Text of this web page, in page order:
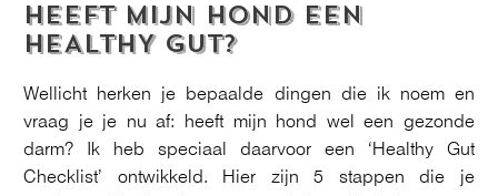
HEEFT MIJN HOND EEN
HEALTHY GUT?
Wellicht herken je bepaalde dingen die ik noem en
vraag je je nu af: heeft mijn hond wel een gezonde
darm? Ik heb speciaal daarvoor een ‘Healthy Gut
Checklist’ ontwikkeld. Hier zijn 5 stappen die je